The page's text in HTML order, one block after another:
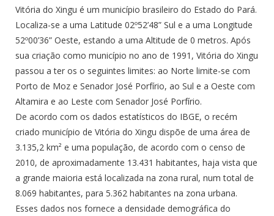
Vitória do Xingu é um município brasileiro do Estado do Pará.
Localiza-se a uma Latitude 02º52’48” Sul e a uma Longitude
52º00’36” Oeste, estando a uma Altitude de 0 metros. Após
sua criação como município no ano de 1991, Vitória do Xingu
passou a ter os o seguintes limites: ao Norte limite-se com
Porto de Moz e Senador José Porfírio, ao Sul e a Oeste com
Altamira e ao Leste com Senador José Porfírio.
De acordo com os dados estatísticos do IBGE, o recém
criado município de Vitória do Xingu dispõe de uma área de
3.135,2 km² e uma população, de acordo com o censo de
2010, de aproximadamente 13.431 habitantes, haja vista que
a grande maioria está localizada na zona rural, num total de
8.069 habitantes, para 5.362 habitantes na zona urbana.
Esses dados nos fornece a densidade demográfica do